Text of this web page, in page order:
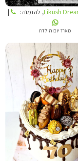
Likush, להזמנה: |
מארז יום הולדת
TANIA CAKES